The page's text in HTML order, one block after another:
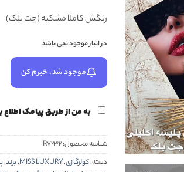
رنگش کاملا مشکیه (جت بلک)
در انبار موجود نمی باشد
موجود شد، خبرم کن
به من از طریق پیامک اطلاع
شناسه محصول:R7232
دسته:کولرگازی,
MISS LUXURY
,برند,